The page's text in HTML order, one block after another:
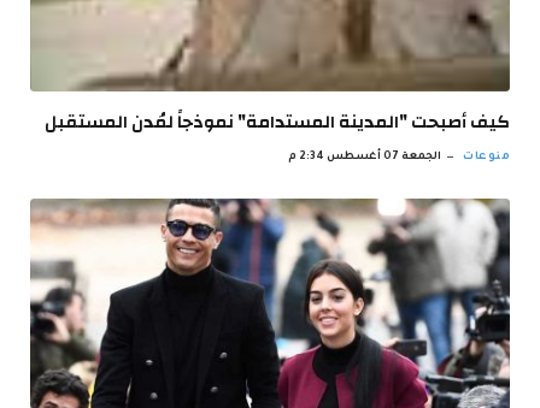
كيف أصبحت "المدينة المستدامة" نموذجاً لمُدن المستقبل
منوعات الجمعة 07 أغسطس 2:34 م